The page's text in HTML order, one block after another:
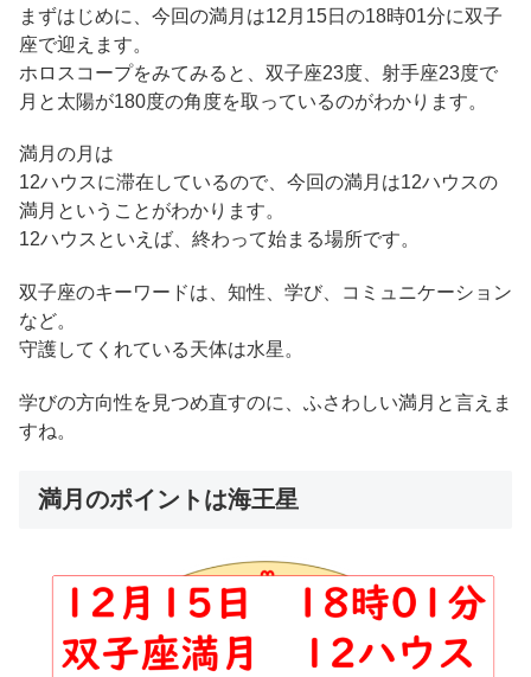
まずはじめに、今回の満月は12月15日の18時01分に双子
座で迎えます。
ホロスコープをみてみると、双子座23度、射手座23度で
月と太陽が180度の角度を取っているのがわかります。
満月の月は
12ハウスに滞在しているので、今回の満月は12ハウスの
満月ということがわかります。
12ハウスといえば、終わって始まる場所です。
双子座のキーワードは、知性、学び、コミュニケーション
など。
守護してくれている天体は水星。
学びの方向性を見つめ直すのに、ふさわしい満月と言えま
すね。
満月のポイントは海王星